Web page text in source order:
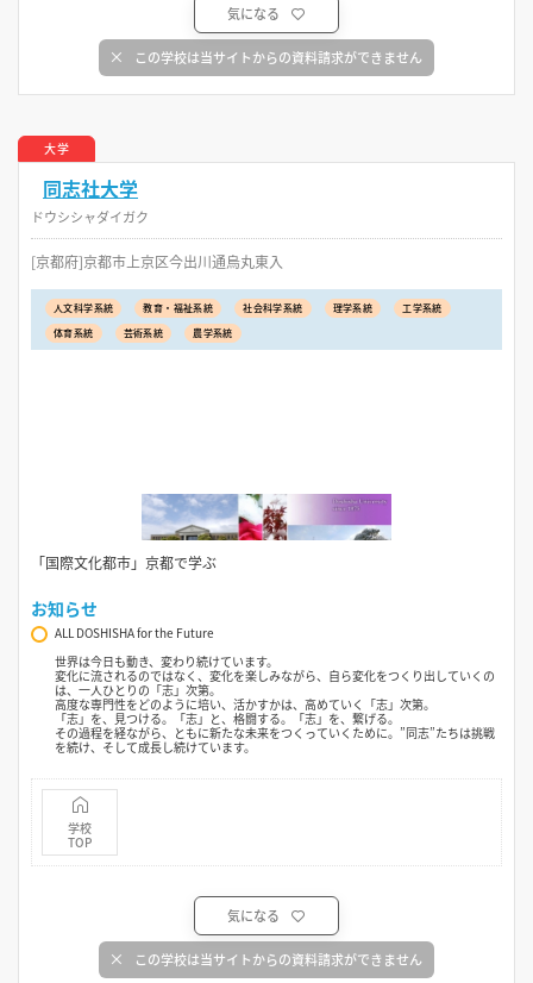
気になる
この学校は当サイトからの資料請求ができません
大学
同志社大学
ドウシシャダイガク
[京都府]京都市上京区今出川通烏丸東入
人文科学系統 教育・福祉系統 社会科学系統 理学系統
工学系統
体育系統
芸術系統 農学系統
「国際文化都市」京都で学ぶ
お知らせ
ALL DOSHISHA for the Future
世界は今日も動き、変わり続けています。
変化に流されるのではなく、変化を楽しみながら、自ら変化をつくり出していくの
は、一人ひとりの「志」次第。
高度な専門性をどのように培い、活かすかは、高めていく「志」次第。
「志」を、見つける。「志」と、格闘する。「志」を、繋げる。
その過程を経ながら、ともに新たな未来をつくっていくために。”同志”たちは挑戦
を続け、そして成長し続けています。
学校
TOP
気になる
この学校は当サイトからの資料請求ができません